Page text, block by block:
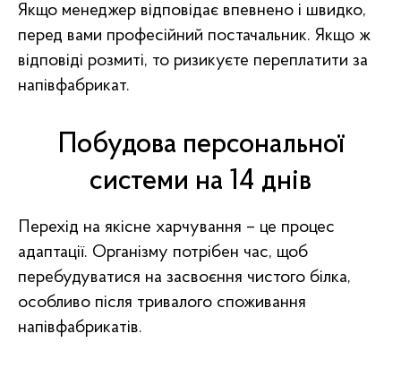
Якщо менеджер відповідає впевнено і швидко,
перед вами професійний постачальник. Якщо ж
відповіді розмиті, то ризикуєте переплатити за
напівфабрикат.
Побудова персональної
системи на 14 днів
Перехід на якісне харчування – це процес
адаптації. Організму потрібен час, щоб
перебудуватися на засвоєння чистого білка,
особливо після тривалого споживання
напівфабрикатів.